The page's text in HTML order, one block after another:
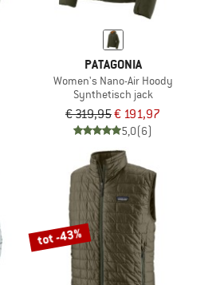
PATAGONIA
Women's Nano-Air Hoody
Synthetisch jack
€ 319,95€ 191,97
5,0(6)
tot -43%